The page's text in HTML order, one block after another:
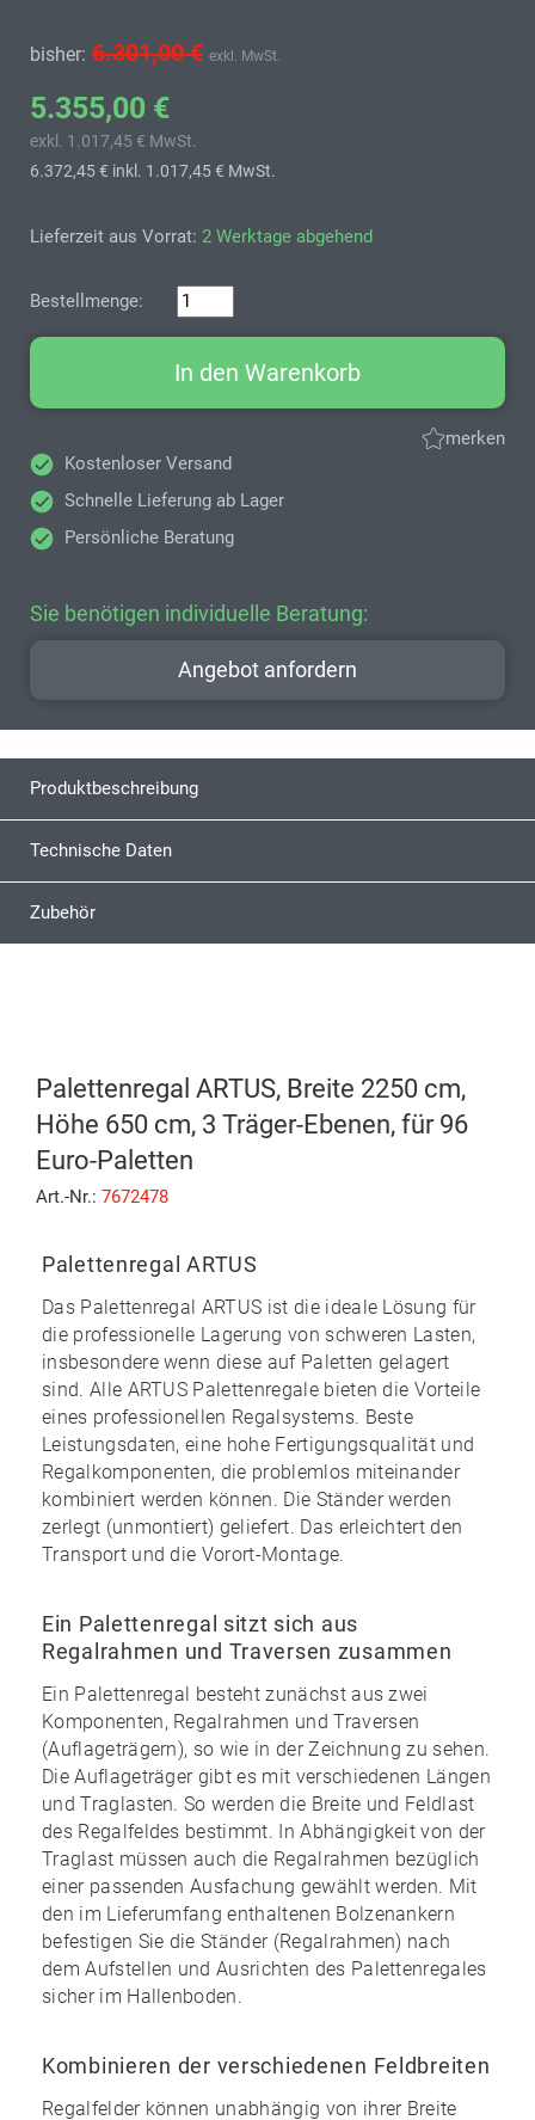
bisher: 6.301,00 € exkl. MwSt.
5.355,00 €
exkl. 1.017,45 € MwSt.
6.372,45 € inkl. 1.017,45 € MwSt.
Lieferzeit aus Vorrat: 2 Werktage abgehend
Bestellmenge:
In den Warenkorb
merken
Kostenloser Versand
Schnelle Lieferung ab Lager
Persönliche Beratung
Sie benötigen individuelle Beratung:
Angebot anfordern
Produktbeschreibung
Technische Daten
Zubehör
Palettenregal ARTUS, Breite 2250 cm,
Höhe 650 cm, 3 Träger-Ebenen, für 96
Euro-Paletten
Art.-Nr.: 7672478
Palettenregal ARTUS
Das Palettenregal ARTUS ist die ideale Lösung für
die professionelle Lagerung von schweren Lasten,
insbesondere wenn diese auf Paletten gelagert
sind. Alle ARTUS Palettenregale bieten die Vorteile
eines professionellen Regalsystems. Beste
Leistungsdaten, eine hohe Fertigungsqualität und
Regalkomponenten, die problemlos miteinander
kombiniert werden können. Die Ständer werden
zerlegt (unmontiert) geliefert. Das erleichtert den
Transport und die Vorort-Montage.
Ein Palettenregal sitzt sich aus
Regalrahmen und Traversen zusammen
Ein Palettenregal besteht zunächst aus zwei
Komponenten, Regalrahmen und Traversen
(Auflageträgern), so wie in der Zeichnung zu sehen.
Die Auflageträger gibt es mit verschiedenen Längen
und Traglasten. So werden die Breite und Feldlast
des Regalfeldes bestimmt. In Abhängigkeit von der
Traglast müssen auch die Regalrahmen bezüglich
einer passenden Ausfachung gewählt werden. Mit
den im Lieferumfang enthaltenen Bolzenankern
befestigen Sie die Ständer (Regalrahmen) nach
dem Aufstellen und Ausrichten des Palettenregales
sicher im Hallenboden.
Kombinieren der verschiedenen Feldbreiten
Regalfelder können unabhängig von ihrer Breite